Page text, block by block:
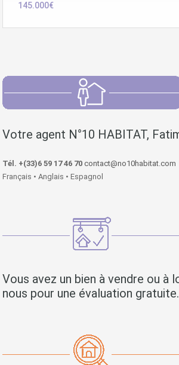
145.000€
Votre agent N°10 HABITAT,
Tél. +(33)6 59 17 46 70 contact@no10habitat.com
Français • Anglais • Espagnol
Vous avez un bien à vendre ou à
nous pour une évaluation gratuite.